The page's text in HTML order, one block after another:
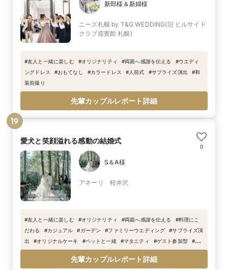
新郎様＆新婦様
ニーズ札幌 by T&G WEDDING(旧 ヒルサイド
クラブ迎賓館 札幌)
#友人と一緒に楽しむ #オリジナリティ #両親へ感謝を伝える #ウエディ
ングドレス
#おもてなし #カラードレス #人前式 #サプライズ演出 #和
装前撮り
先輩カップルレポート詳細
19
愛犬と笑顔溢れる感動の結婚式
0
S＆A様
アネーリ 軽井沢
#友人と一緒に楽しむ #オリジナリティ #両親へ感謝を伝える #料理にこ
だわる
#カジュアル #ガーデン #ファミリーウエディング #サプライズ演
出
#オリジナルケーキ #ペットと一緒 #マタニティ #ゲスト参加型 #感
謝を伝える
#プロジェクションマッピング #抽選会
先輩カップルレポート詳細